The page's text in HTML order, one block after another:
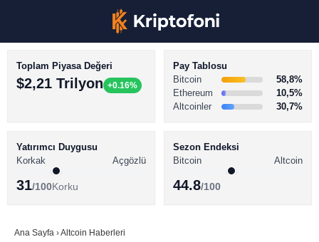
BİTCOİN HABERLERİ
ALTCOİN HABERLERİ
SÖZLÜK
Toplam Piyasa Değeri
$2,21 Trilyon +0.16%
Pay Tablosu
Bitcoin
58,8%
Ethereum
10,5%
Altcoinler
30,7%
Yatırımcı Duygusu
Korkak
Açgözlü
31/100Korku
Sezon Endeksi
Bitcoin
Altcoin
44.8/100
Ana Sayfa ›Altcoin Haberleri